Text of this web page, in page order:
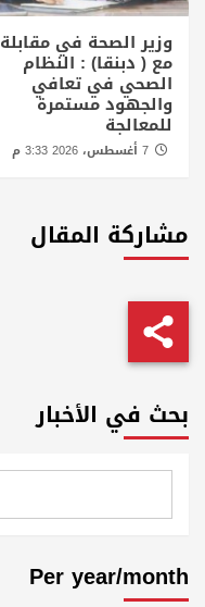
وزير الصحة في مقابلة
مع ( دبنقا) : النظام
الصحي في تعافي
والجهود مستمرة
للمعالجة
مشاركة المقال
بحث في الأخبار
Per year/month